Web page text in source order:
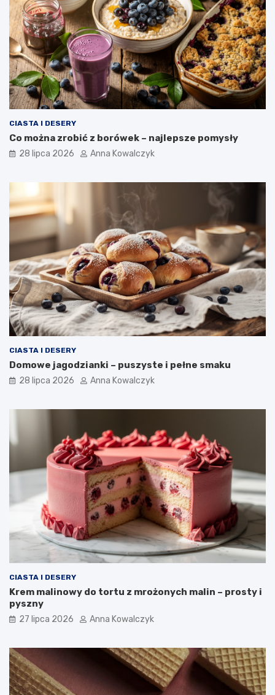
CIASTA I DESERY
Co można zrobić z borówek – najlepsze pomysły
28 lipca 2026 Anna Kowalczyk
CIASTA I DESERY
Domowe jagodzianki – puszyste i pełne smaku
28 lipca 2026 Anna Kowalczyk
CIASTA I DESERY
Krem malinowy do tortu z mrożonych malin – prosty i
pyszny
27 lipca 2026 Anna Kowalczyk